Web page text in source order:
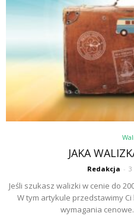
JAKA
Redakcja - 3
Jeśli szukasz walizki w cenie do
W tym artykule przedstawimy
wymagania